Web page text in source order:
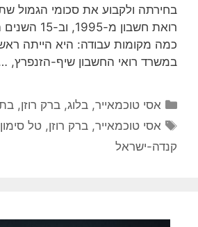
בחירתה ולקבוע את סכומי הגמול
רואת חשבון
כמה מקומות עבודה: היא הייתה ראש
במשרד רואי החשבון שיף-הזנפרץ,
קטגוריות
אסי טוכמאייר,בלוג,ברק רוזן,
תגיות
אסי טוכמאייר,ברק רוזן,טל סימון
קנדה-ישראל